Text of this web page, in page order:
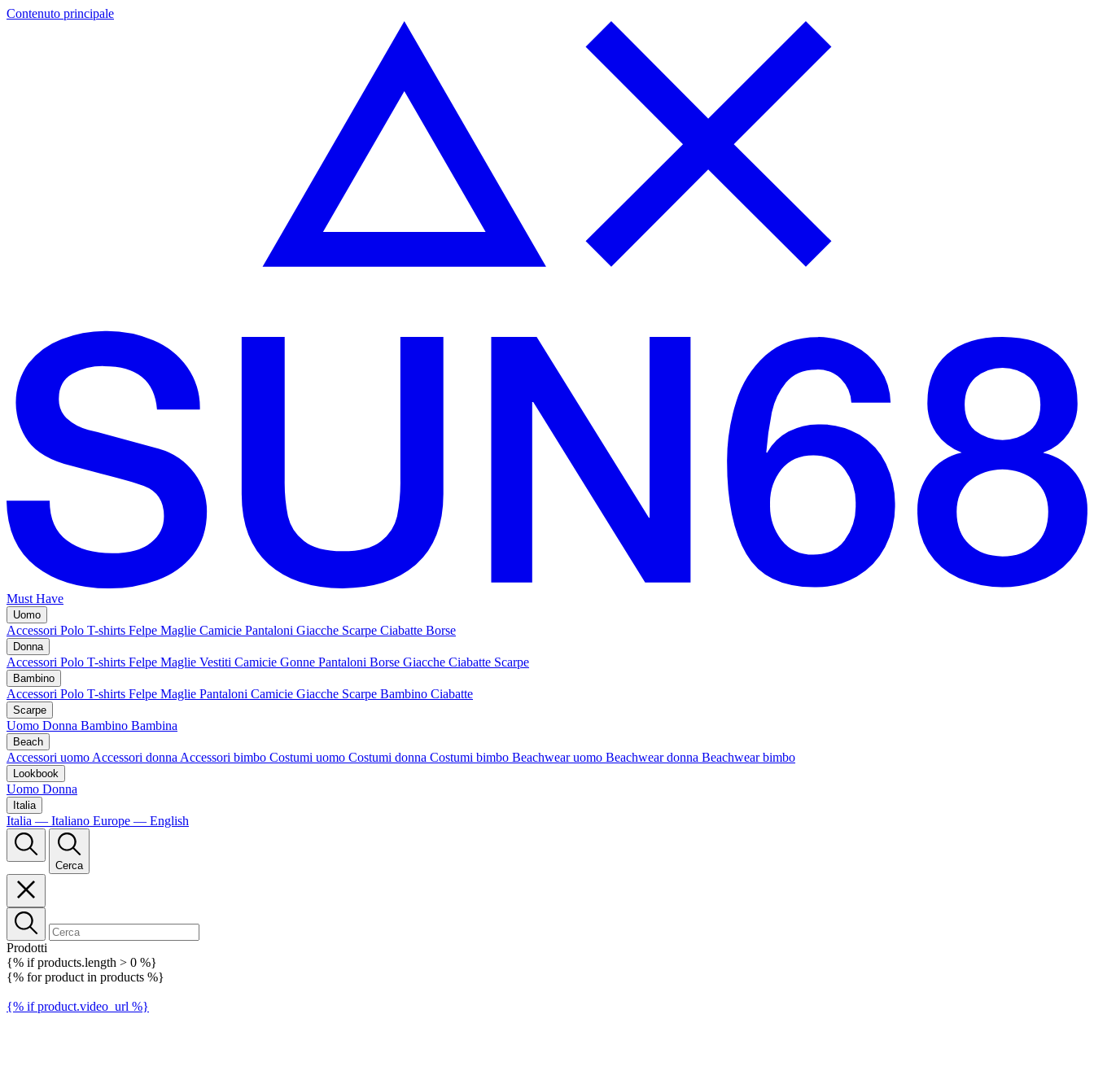
Contenuto principale
Must Have
Uomo
Accessori Polo T-shirts Felpe Maglie Camicie Pantaloni Giacche Scarpe Ciabatte Borse
Donna
Accessori Polo T-shirts Felpe Maglie Vestiti Camicie Gonne Pantaloni Borse Giacche Ciabatte Scarpe
Bambino
Accessori Polo T-shirts Felpe Maglie Pantaloni Camicie Giacche Scarpe Bambino Ciabatte
Scarpe
Uomo Donna Bambino Bambina
Beach
Accessori uomoAccessori donnaAccessori bimbo Costumi uomo Costumi donna Costumi bimbo Beachwear uomo Beachwear donna Beachwear bimbo
Lookbook
Uomo Donna
Italia
Italia — Italiano Europe — English
Cerca
Prodotti
{% if products.length > 0 %}
{% for product in products %}
{% if product.video_url %}